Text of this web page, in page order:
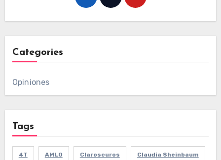
Categories
Opiniones
Tags
4T AMLO Claroscuros Claudia Sheinbaum